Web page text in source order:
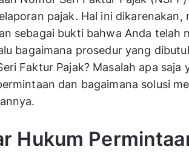
pajak. Hal ini dikarenakan,
sebagai bukti bahwa Anda telah
bagaimana prosedur yang
Faktur Pajak? Masalah apa saja
dan bagaimana solusi
Hukum